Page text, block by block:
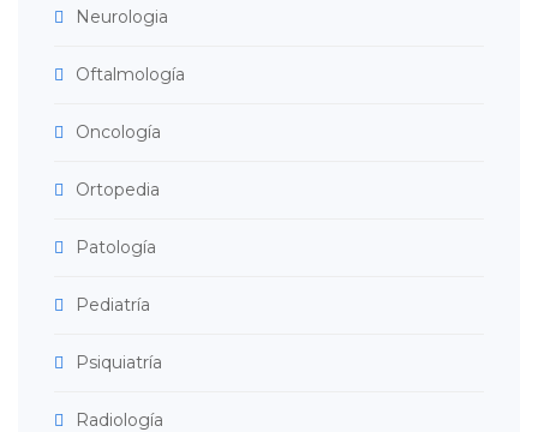
Neurologia
Oftalmología
Oncología
Ortopedia
Patología
Pediatría
Psiquiatría
Radiología